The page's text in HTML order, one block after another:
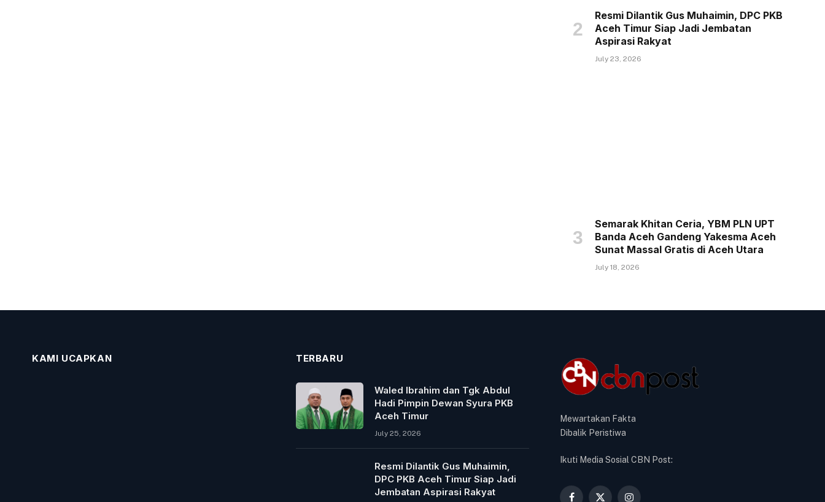
Resmi Dilantik Gus Muhaimin, DPC PKB
Aceh Timur Siap Jadi Jembatan
Aspirasi Rakyat
July 23, 2026
Semarak Khitan Ceria, YBM PLN UPT
Banda Aceh Gandeng Yakesma Aceh
Sunat Massal Gratis di Aceh Utara
July 18, 2026
KAMI UCAPKAN TERBARU
Waled Ibrahim dan Tgk Abdul
Hadi Pimpin Dewan Syura PKB
Aceh Timur
July 25, 2026
Resmi Dilantik Gus Muhaimin,
DPC PKB Aceh Timur Siap Jadi
Jembatan Aspirasi Rakyat
Mewartakan Fakta
Dibalik Peristiwa
Ikuti Media Sosial CBN Post: